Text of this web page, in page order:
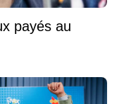
payés au